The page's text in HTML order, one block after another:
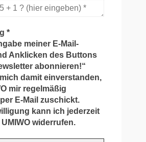
*
meiner E-Mail-
Anklicken des Buttons
abonnieren!“
damit einverstanden,
mir regelmäßig
E-Mail zuschickt.
kann ich jederzeit
widerrufen.